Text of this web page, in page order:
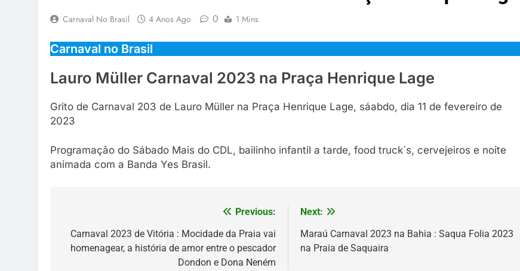
Carnaval No Brasil 4 Anos Ago 0 1 Mins
Carnaval no Brasil
Lauro Müller Carnaval 2023 na Praça Henrique Lage
Grito de Carnaval 203 de Lauro Müller na Praça Henrique Lage, sáabdo, dia 11 de fevereiro de
2023
Programação do Sábado Mais do CDL, bailinho infantil a tarde, food truck´s, cervejeiros e noite
animada com a Banda Yes Brasil.
de
Previous:
Carnaval 2023 de Vitória : Mocidade da Praia vai
homenagear, a história de amor entre o pescador
Dondon e Dona Neném
Next:
Maraú Carnaval 2023 na Bahia : Saqua Folia 2023
na Praia de Saquaira